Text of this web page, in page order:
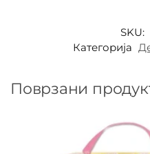
SKU:
Категорија
Поврзани